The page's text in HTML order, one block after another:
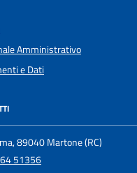
Amministrativo
e Dati
89040 Martone (RC)
51356